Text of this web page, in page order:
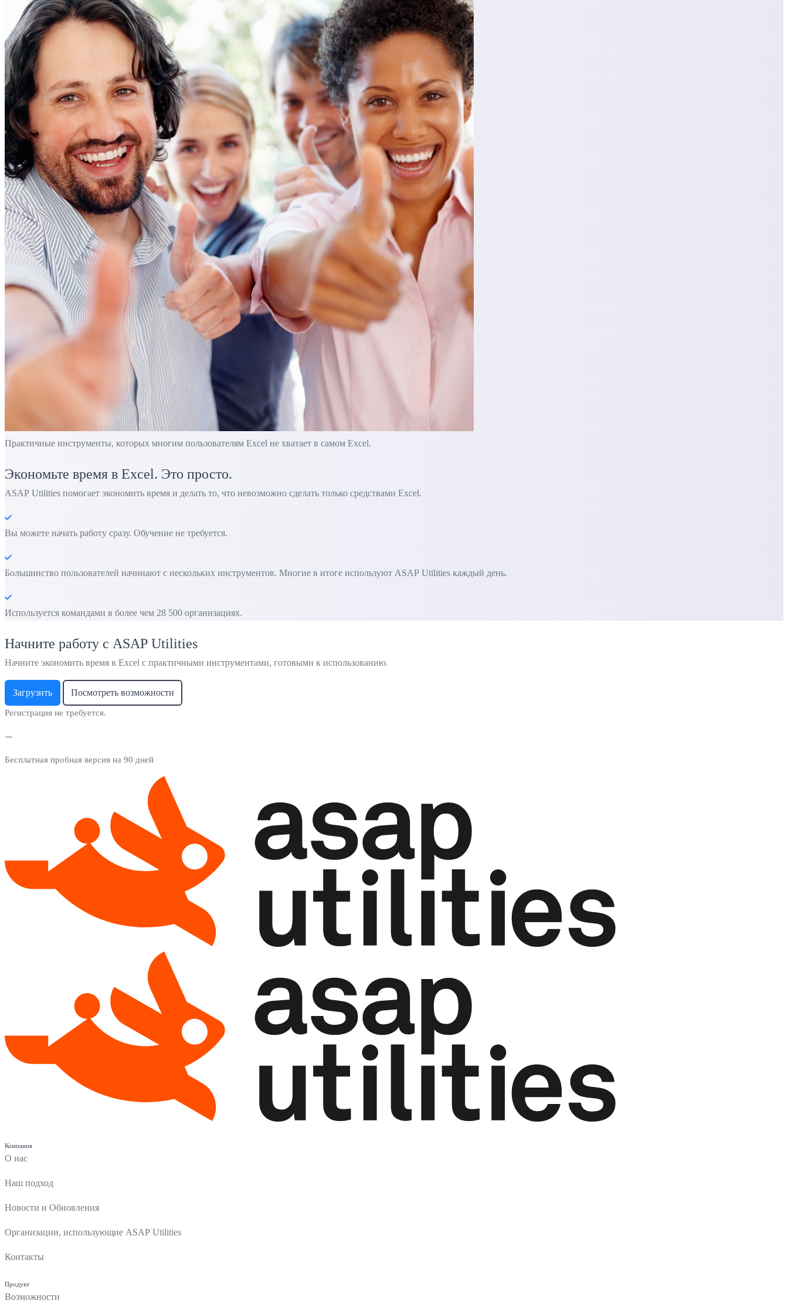
Практичные инструменты, которых многим пользователям Excel не хватает в самом Excel.
Экономьте время в Excel. Это просто.
ASAP Utilities помогает экономить время и делать то, что невозможно сделать только средствами Excel.
Вы можете начать работу сразу. Обучение не требуется.
Большинство пользователей начинают с нескольких инструментов. Многие в итоге используют ASAP Utilities каждый день.
Используется командами в более чем 28 500 организациях.
Начните работу с ASAP Utilities
Начните экономить время в Excel с практичными инструментами, готовыми к использованию.
Загрузить Посмотреть возможности
Регистрация не требуется.
Бесплатная пробная версия на 90 дней
Компания
О нас
Наш подход
Новости и Обновления
Организации, использующие ASAP Utilities
Контакты
Продукт
Возможности